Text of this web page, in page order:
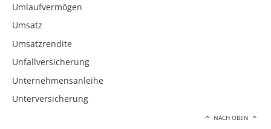
Umlaufvermögen
Umsatz
Umsatzrendite
Unfallversicherung
Unternehmensanleihe
Unterversicherung
NACH OBEN